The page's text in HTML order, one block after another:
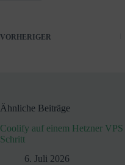
VORHERIGER
Ähnliche Beiträge
Coolify auf einem Hetzner
Schritt
6. Juli 2026